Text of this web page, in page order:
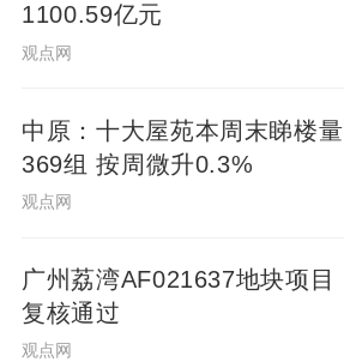
1100.59亿元
观点网
中原：十大屋苑本周末睇楼量
369组 按周微升0.3%
观点网
广州荔湾AF021637地块项目
复核通过
观点网